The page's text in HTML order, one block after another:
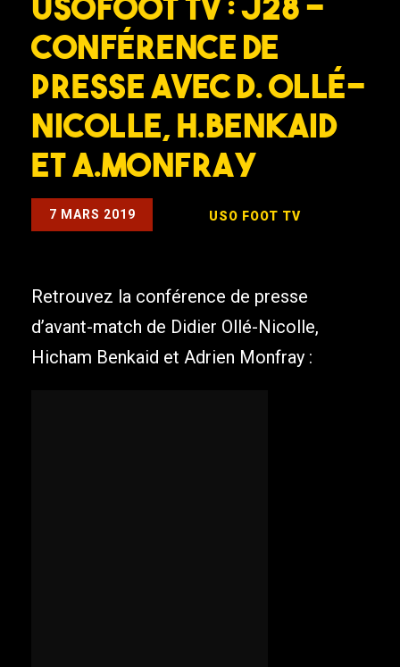
Conférence de
presse avec D. Ollé-
Nicolle, H.Benkaid
et A.Monfray
7 MARS 2019 USO FOOT TV
Retrouvez la conférence de presse
d’avant-match de Didier Ollé-Nicolle,
Hicham Benkaid et Adrien Monfray :